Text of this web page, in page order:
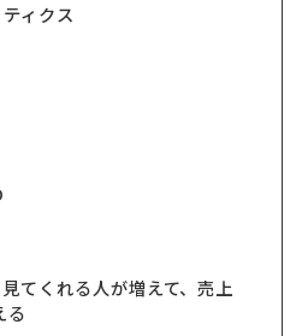
ィクス
てくれる人が増えて、売上
る